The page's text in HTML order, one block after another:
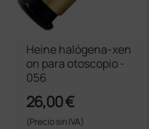
Heine halógena-xen
on para otoscopio -
056
26,00 €
(Precio sin IVA)